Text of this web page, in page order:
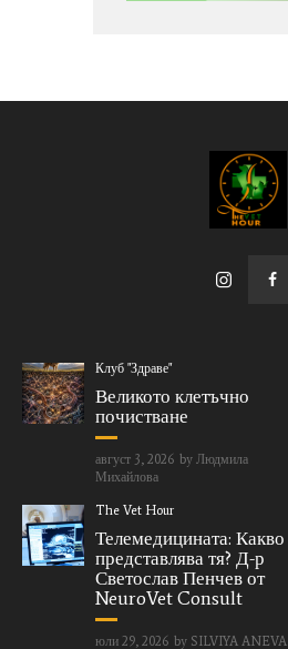
Клуб "Здраве"
Великото клетъчно
почистване
август 3, 2026 by Людмила
Михайлова
The Vet Hour
Телемедицината: Какво
представлява тя? Д-р
Светослав Пенчев от
NeuroVet Consult
юли 29, 2026 by SILVIYA ANEVA